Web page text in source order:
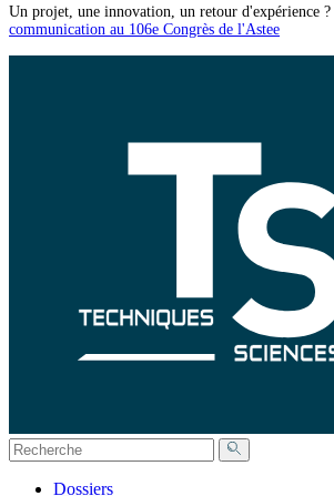
Un projet, une innovation, un retour d'expérience ?
communication au 106e Congrès de l'Astee
Dossiers